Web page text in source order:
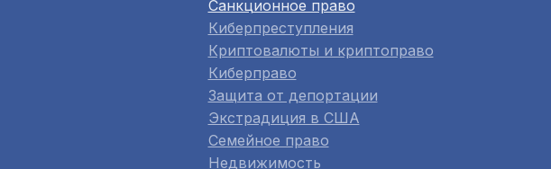
Санкционное право
Киберпреступления
Криптовалюты и криптоправо
Киберправо
Защита от депортации
Экстрадиция в США
Семейное право
Недвижимость